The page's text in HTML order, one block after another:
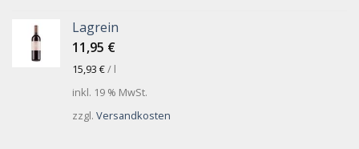
Lagrein
11,95 €
15,93 €/ l
inkl. 19 % MwSt.
zzgl. Versandkosten